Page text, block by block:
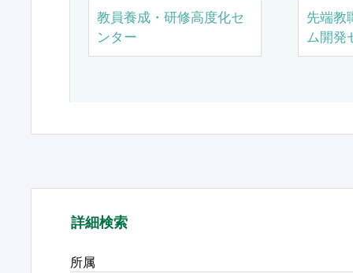
教員養成・研修高度化セ
ンター
先端教
ム開発
詳細検索
所属